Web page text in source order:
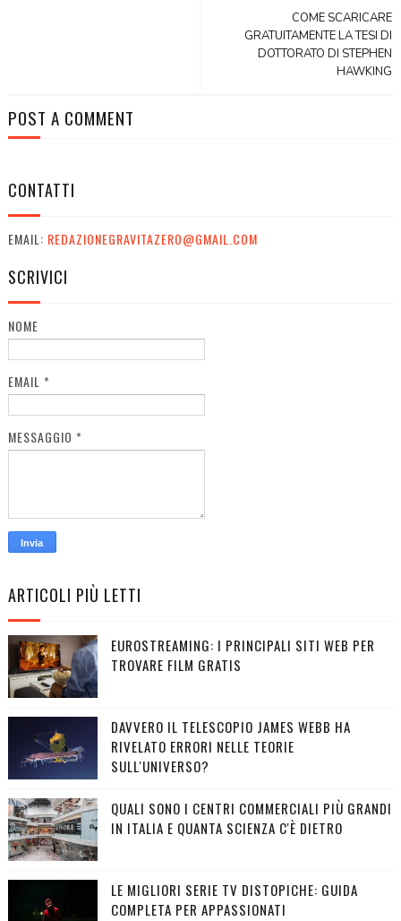
COME SCARICARE
GRATUITAMENTE LA TESI DI
DOTTORATO DI STEPHEN
HAWKING
POST A COMMENT
CONTATTI
EMAIL: REDAZIONEGRAVITAZERO@GMAIL.COM
SCRIVICI
NOME
EMAIL *
MESSAGGIO *
ARTICOLI PIÙ LETTI
EUROSTREAMING: I PRINCIPALI SITI WEB PER
TROVARE FILM GRATIS
DAVVERO IL TELESCOPIO JAMES WEBB HA
RIVELATO ERRORI NELLE TEORIE
SULL'UNIVERSO?
QUALI SONO I CENTRI COMMERCIALI PIÙ GRANDI
IN ITALIA E QUANTA SCIENZA C'È DIETRO
LE MIGLIORI SERIE TV DISTOPICHE: GUIDA
COMPLETA PER APPASSIONATI